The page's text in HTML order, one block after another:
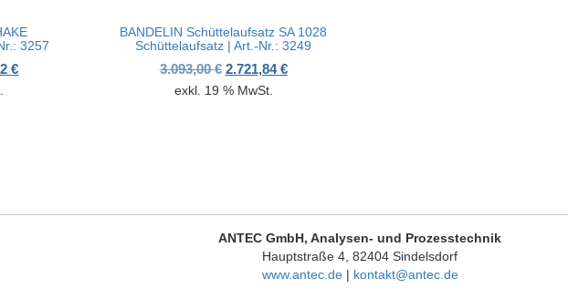
3257
Preis war: 5.854,00 €
€Aktueller Preis ist: 5.151,52 €.
BANDELIN Schüttelaufsatz SA 1028
Schüttelaufsatz | Art.-Nr.: 3249
3.093,00€ Ursprünglicher Preis war: 3.093,00 €
2.721,84€Aktueller Preis ist: 2.721,84 €.
exkl. 19 % MwSt.
ANTEC GmbH, Analysen- und Prozesstechnik
Hauptstraße 4, 82404 Sindelsdorf
www.antec.de| kontakt@antec.de